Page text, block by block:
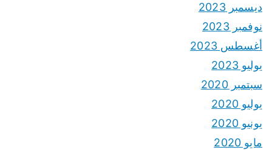
ديسمبر 2023
نوفمبر 2023
أغسطس 2023
يوليو 2023
سبتمبر 2020
يوليو 2020
يونيو 2020
مايو 2020